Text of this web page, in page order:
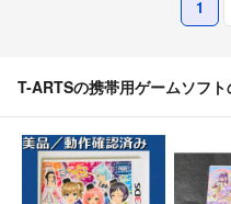
1
T-ARTSの携帯用ゲームソフ